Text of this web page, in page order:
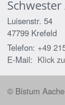
Schwester
Luisenstr. 54
47799 Krefeld
Telefon: +49
E-Mail: Klick
© Bistum